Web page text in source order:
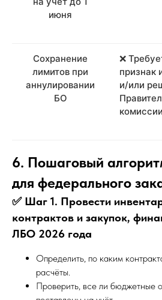
июня
Сохранение
лимитов при
аннулировании
БО
❌
признак
и/или
комиссии
6. Пошаговый
для федерального
✅ Шаг 1. Провести
контрактов и закупок,
ЛБО 2026 года
Определить, по каким
расчёты.
Проверить, все ли бюджетные